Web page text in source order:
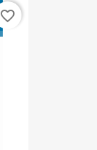
favorite_border